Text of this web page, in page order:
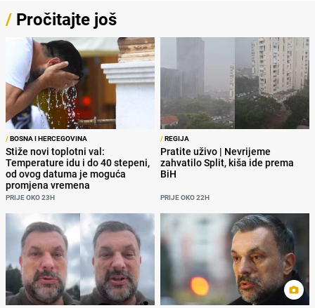
/ Pročitajte još
/BOSNA I HERCEGOVINA
Stiže novi toplotni val:
Temperature idu i do 40 stepeni,
od ovog datuma je moguća
promjena vremena
PRIJE OKO 23H
/REGIJA
Pratite uživo | Nevrijeme
zahvatilo Split, kiša ide prema
BiH
PRIJE OKO 22H